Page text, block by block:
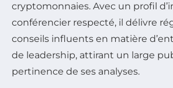
cryptomonnaies. Avec un profil
conférencier respecté, il délivre
conseils influents en matière
de leadership, attirant un large
pertinence de ses analyses.